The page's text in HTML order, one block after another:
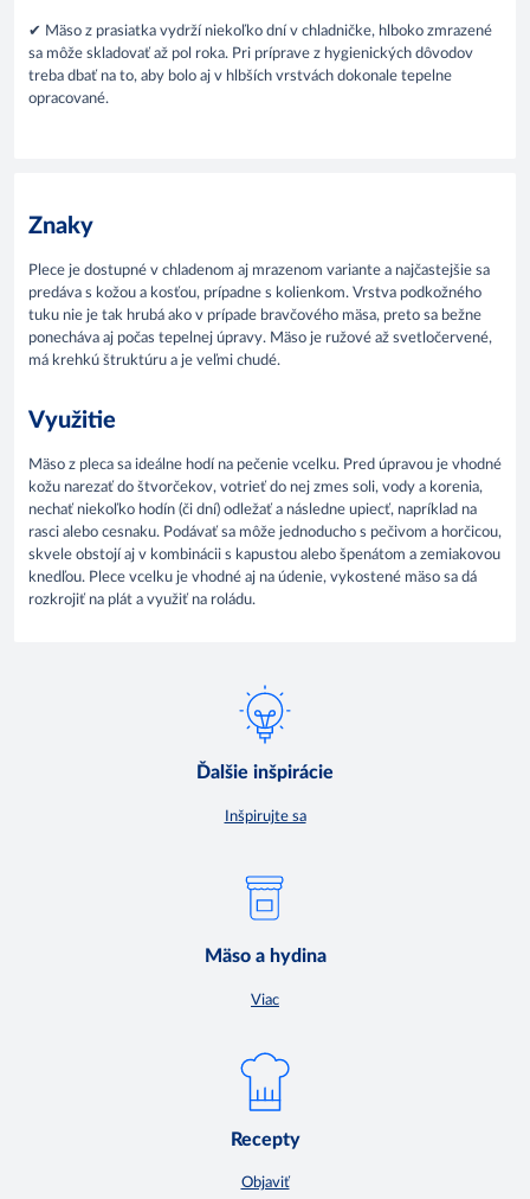
✔ Mäso z prasiatka vydrží niekoľko dní v chladničke, hlboko zmrazené
sa môže skladovať až pol roka. Pri príprave z hygienických dôvodov
treba dbať na to, aby bolo aj v hlbších vrstvách dokonale tepelne
opracované.
Znaky
Plece je dostupné v chladenom aj mrazenom variante a najčastejšie sa
predáva s kožou a kosťou, prípadne s kolienkom. Vrstva podkožného
tuku nie je tak hrubá ako v prípade bravčového mäsa, preto sa bežne
ponecháva aj počas tepelnej úpravy. Mäso je ružové až svetločervené,
má krehkú štruktúru a je veľmi chudé.
Využitie
Mäso z pleca sa ideálne hodí na pečenie vcelku. Pred úpravou je vhodné
kožu narezať do štvorčekov, votrieť do nej zmes soli, vody a korenia,
nechať niekoľko hodín (či dní) odležať a následne upiecť, napríklad na
rasci alebo cesnaku. Podávať sa môže jednoducho s pečivom a horčicou,
skvele obstojí aj v kombinácii s kapustou alebo špenátom a zemiakovou
knedľou. Plece vcelku je vhodné aj na údenie, vykostené mäso sa dá
rozkrojiť na plát a využiť na roládu.
Ďalšie inšpirácie
Inšpirujte sa
Mäso a hydina
Viac
Recepty
Objaviť